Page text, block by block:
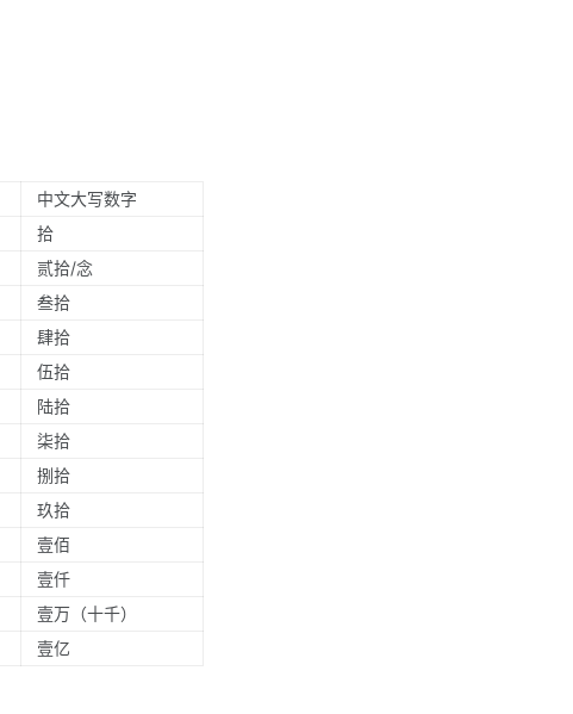
中文大写数字
拾
贰拾/念
叁拾
肆拾
伍拾
陆拾
柒拾
捌拾
玖拾
壹佰
壹仟
壹万（十千）
壹亿